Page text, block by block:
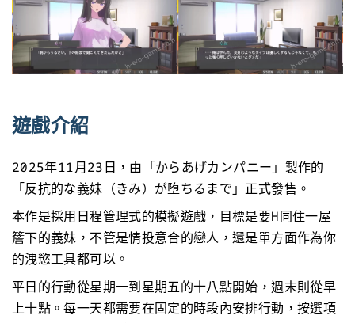
遊戲介紹
2025年11月23日，由「からあげカンパニー」製作的
「反抗的な義妹（きみ）が堕ちるまで」正式發售。
本作是採用日程管理式的模擬遊戲，目標是要H同住一屋
簷下的義妹，不管是情投意合的戀人，還是單方面作為你
的洩慾工具都可以。
平日的行動從星期一到星期五的十八點開始，週末則從早
上十點。每一天都需要在固定的時段內安排行動，按選項